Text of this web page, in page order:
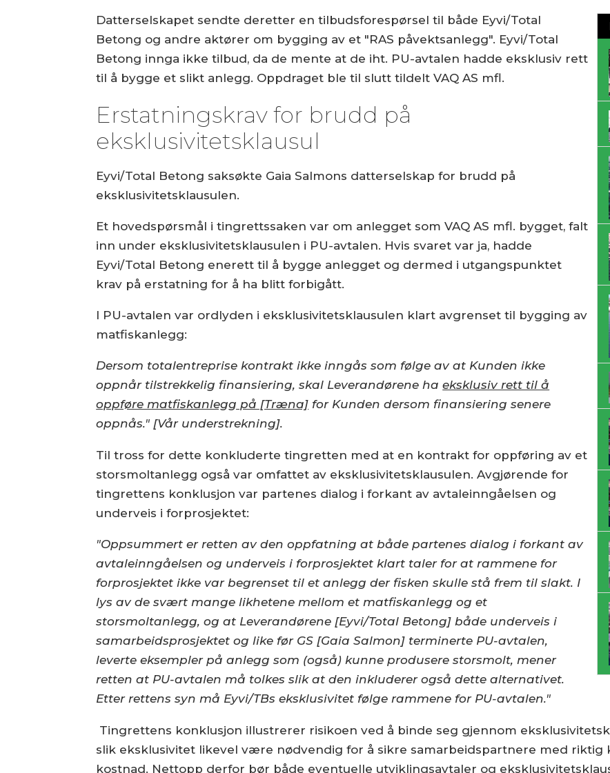
Datterselskapet sendte deretter en tilbudsforespørsel til både Eyvi/Total
Betong og andre aktører om bygging av et "RAS påvektsanlegg". Eyvi/Total
Betong innga ikke tilbud, da de mente at de iht. PU-avtalen hadde eksklusiv rett
til å bygge et slikt anlegg. Oppdraget ble til slutt tildelt VAQ AS mfl.
Erstatningskrav for brudd på
eksklusivitetsklausul
Eyvi/Total Betong saksøkte Gaia Salmons datterselskap for brudd på
eksklusivitetsklausulen.
Et hovedspørsmål i tingrettssaken var om anlegget som VAQ AS mfl. bygget, falt
inn under eksklusivitetsklausulen i PU-avtalen. Hvis svaret var ja, hadde
Eyvi/Total Betong enerett til å bygge anlegget og dermed i utgangspunktet
krav på erstatning for å ha blitt forbigått.
I PU-avtalen var ordlyden i eksklusivitetsklausulen klart avgrenset til bygging av
matfiskanlegg:
Dersom totalentreprise kontrakt ikke inngås som følge av at Kunden ikke
oppnår tilstrekkelig finansiering, skal Leverandørene haeksklusiv rett til å
oppføre matfiskanlegg på [Træna] for Kunden dersom finansiering senere
oppnås." [Vår understrekning].
Til tross for dette konkluderte tingretten med at en kontrakt for oppføring av et
storsmoltanlegg også var omfattet av eksklusivitetsklausulen. Avgjørende for
tingrettens konklusjon var partenes dialog i forkant av avtaleinngåelsen og
underveis i forprosjektet:
"Oppsummert er retten av den oppfatning at både partenes dialog i forkant av
avtaleinngåelsen og underveis i forprosjektet klart taler for at rammene for
forprosjektet ikke var begrenset til et anlegg der fisken skulle stå frem til slakt. I
lys av de svært mange likhetene mellom et matfiskanlegg og et
storsmoltanlegg, og at Leverandørene [Eyvi/Total Betong] både underveis i
samarbeidsprosjektet og like før GS [Gaia Salmon] terminerte PU-avtalen,
leverte eksempler på anlegg som (også) kunne produsere storsmolt, mener
retten at PU-avtalen må tolkes slik at den inkluderer også dette alternativet.
Etter rettens syn må Eyvi/TBs eksklusivitet følge rammene for PU-avtalen."
Tingrettens konklusjon illustrerer risikoen ved å binde seg gjennom
slik eksklusivitet likevel være nødvendig for å sikre samarbeidspartnere med
kostnad. Nettopp derfor bør både eventuelle utviklingsavtaler og